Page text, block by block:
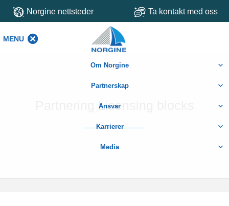
Norgine nettsteder Ta kontakt med oss
MENU
Om Norgine
Partnerskap
Ansvar
Karrierer
Media
Partnering Licensing blocks